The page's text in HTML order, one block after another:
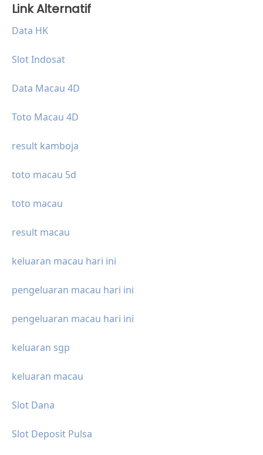
Link Alternatif
Data HK
Slot Indosat
Data Macau 4D
Toto Macau 4D
result kamboja
toto macau 5d
toto macau
result macau
keluaran macau hari ini
pengeluaran macau hari ini
pengeluaran macau hari ini
keluaran sgp
keluaran macau
Slot Dana
Slot Deposit Pulsa